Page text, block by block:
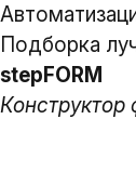
Подборка
stepFORM